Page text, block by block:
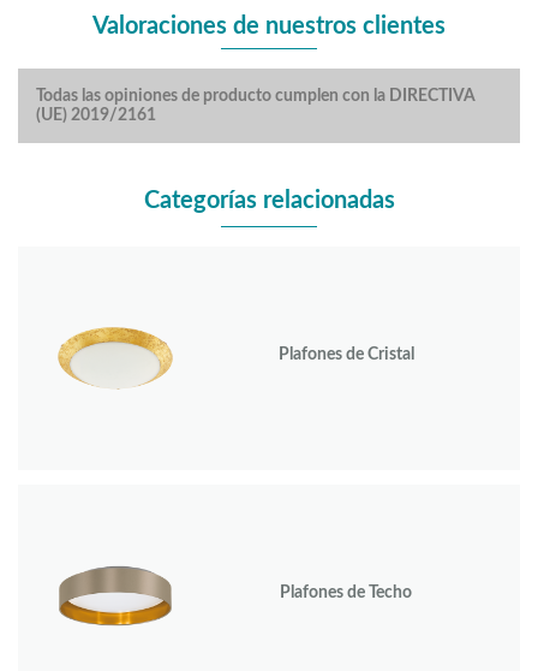
Valoraciones de nuestros clientes
Todas las opiniones de producto cumplen con la DIRECTIVA
(UE) 2019/2161
Categorías relacionadas
Plafones de Cristal
Plafones de Techo